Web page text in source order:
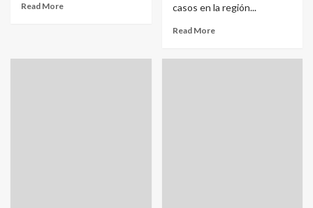
Read More
casos en la región...
Read More